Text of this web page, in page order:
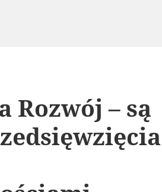
Rozwój – są